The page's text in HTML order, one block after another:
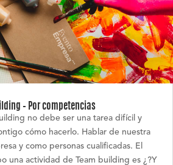
– Por competencias
no debe ser una tarea difícil y
cómo hacerlo. Hablar de nuestra
y como personas cualificadas. El
una actividad de Team building es ¿?Y